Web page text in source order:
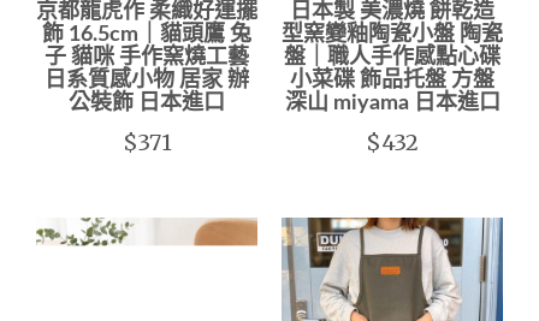
京都龍虎作 柔織好運擺
飾 16.5cm｜貓頭鷹 兔
子 貓咪 手作窯燒工藝
日系質感小物 居家 辦
公裝飾 日本進口
$371
日本製 美濃燒 餅乾造
型窯變釉陶瓷小盤 陶瓷
盤｜職人手作感點心碟
小菜碟 飾品托盤 方盤
深山 miyama 日本進口
$432